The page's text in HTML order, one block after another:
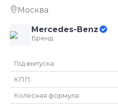
В НАЛИЧИИ
Москва
Mercedes-Benz
Бренд
Год выпуска:
КПП:
Колёсная формула: